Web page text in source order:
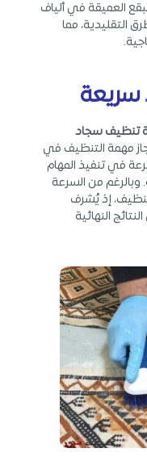
العميقة في ألياف
التقليدية، مما
تنظيف سجاد
مهمة التنظيف في
في تنفيذ المهام
وبالرغم من السرعة
إذ يُشرف
النهائية